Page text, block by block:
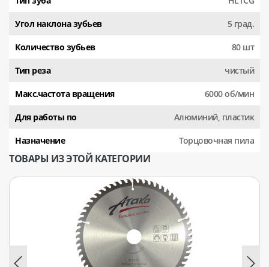
Угол наклона зубьев 5 град.
Количество зубьев 80 шт
Тип реза чистый
Макс.частота вращения 6000 об/мин
Для работы по Алюминий, пластик
Назначение Торцовочная пила
ТОВАРЫ ИЗ ЭТОЙ КАТЕГОРИИ